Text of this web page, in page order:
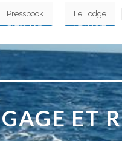
Pressbook Le Lodge
ET